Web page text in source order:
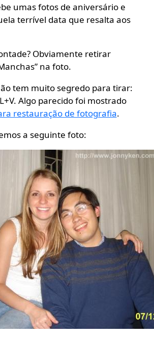
umas fotos de aniversário e
terrível data que resalta aos
Obviamente retirar
na foto.
tem muito segredo para tirar:
Algo parecido foi mostrado
restauração de fotografia.
a seguinte foto: